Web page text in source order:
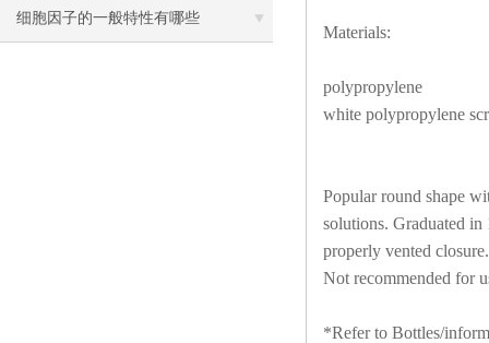
细胞因子的一般特性有哪些
Materials:
polypropylene
white polypropylene
Popular round shape
solutions. Graduated
properly vented
Not recommended for
*Refer to Bottles/